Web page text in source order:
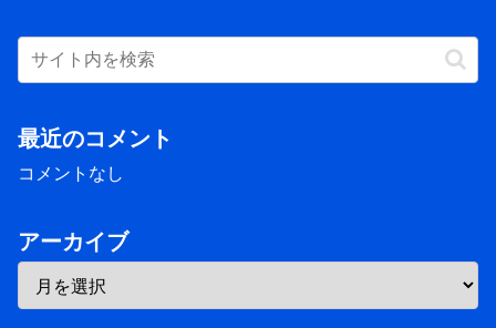
最近のコメント
コメントなし
アーカイブ